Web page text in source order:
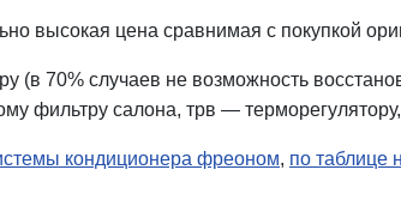
высокая цена сравнимая с покупкой
(в 70% случаев не возможность
фильтру салона, трв —
кондиционера фреоном, по таблице